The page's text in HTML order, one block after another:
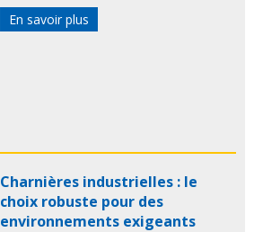
En savoir plus
Charnières industrielles : le
choix robuste pour des
environnements exigeants